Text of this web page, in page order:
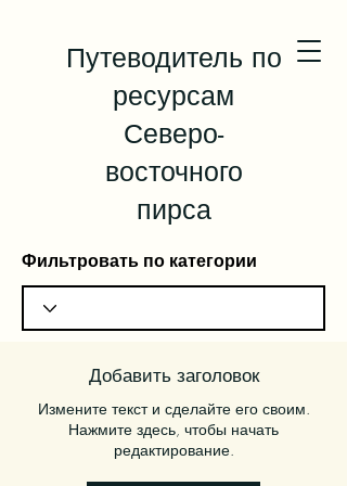
Путеводитель по
ресурсам
Северо-
восточного
пирса
Фильтровать по категории
Добавить заголовок
Измените текст и сделайте его своим.
Нажмите здесь, чтобы начать
редактирование.